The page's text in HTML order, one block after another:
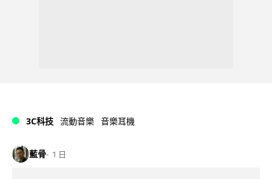
3C科技 流動音樂 音樂耳機
藍骨 1 日